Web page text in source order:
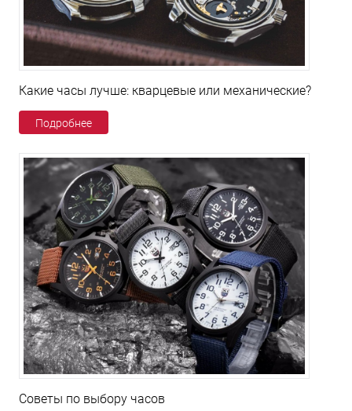
Какие часы лучше: кварцевые или механические?
Подробнее
Советы по выбору часов